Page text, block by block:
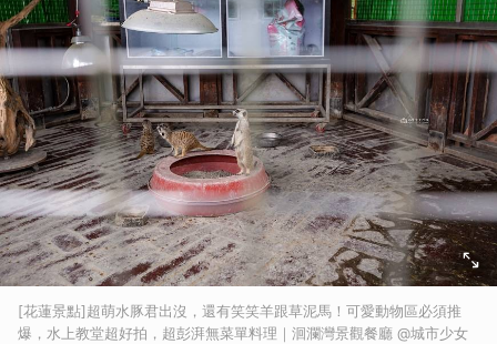
[花蓮景點]超萌水豚君出沒，還有笑笑羊跟草泥馬！可愛動物區必須推
爆，水上教堂超好拍，超彭湃無菜單料理｜洄瀾灣景觀餐廳 @城市少女